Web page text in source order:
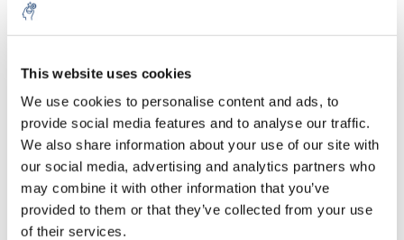
This website uses cookies
We use cookies to personalise content and ads, to
provide social media features and to analyse our traffic.
We also share information about your use of our site with
our social media, advertising and analytics partners who
may combine it with other information that you’ve
provided to them or that they’ve collected from your use
of their services.
1 Stuk Excl. btw
€313,89
Incl. btw
Toevoegen aan winkelwagen
Informatie